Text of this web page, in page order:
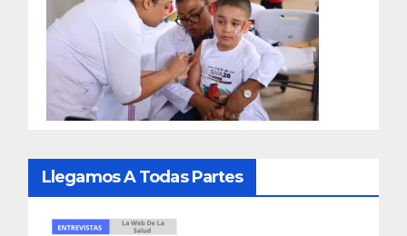
Llegamos A Todas Partes